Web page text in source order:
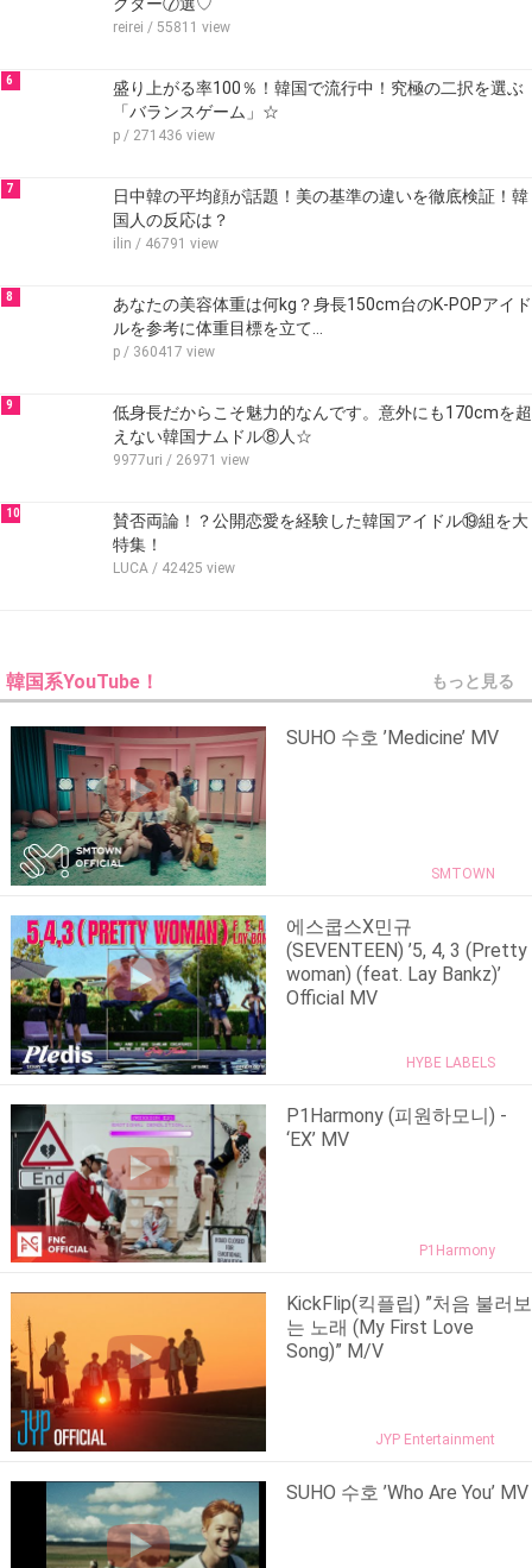
reirei / 55811 view
6
盛り上がる率100％！韓国で流行中！究極の二択を選ぶ
「バランスゲーム」☆
p / 271436 view
7
日中韓の平均顔が話題！美の基準の違いを徹底検証！韓
国人の反応は？
ilin / 46791 view
8
あなたの美容体重は何kg？身長150cm台のK-POPアイド
ルを参考に体重目標を立て…
p / 360417 view
9
低身長だからこそ魅力的なんです。意外にも170cmを超
えない韓国ナムドル⑧人☆
9977uri / 26971 view
10
賛否両論！？公開恋愛を経験した韓国アイドル⑲組を大
特集！
LUCA / 42425 view
韓国系YouTube！ もっと見る
SUHO 수호 ’Medicine’ MV
SMTOWN
에스쿱스X민규
(SEVENTEEN) ’5, 4, 3 (Pretty
woman) (feat. Lay Bankz)’
Official MV
HYBE LABELS
P1Harmony (피원하모니) -
‘EX’ MV
P1Harmony
KickFlip(킥플립) ”처음 불러보
는 노래 (My First Love
Song)” M/V
JYP Entertainment
SUHO 수호 ’Who Are You’ MV